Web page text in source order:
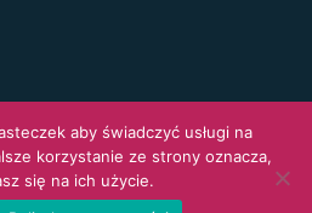
Dom Kultury
Szypulski
aby świadczyć usługi na
korzystanie ze strony oznacza,
się na ich użycie.